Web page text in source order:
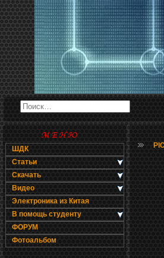
ШДК
Статьи
Скачать
Видео
Электроника из Китая
В помощь студенту
ФОРУМ
Фотоальбом